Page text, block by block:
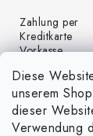
Diese
unserem
dieser
Verwendung
Zahlung per
Kreditkarte
Vorkasse
Zahlung per
Nachnahme